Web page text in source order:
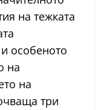
на тежката
особеното
на
на
три